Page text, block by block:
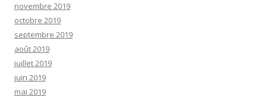
novembre 2019
octobre 2019
septembre 2019
août 2019
juillet 2019
juin 2019
mai 2019